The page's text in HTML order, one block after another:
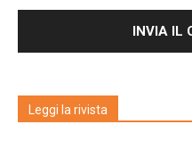
Leggi la rivista